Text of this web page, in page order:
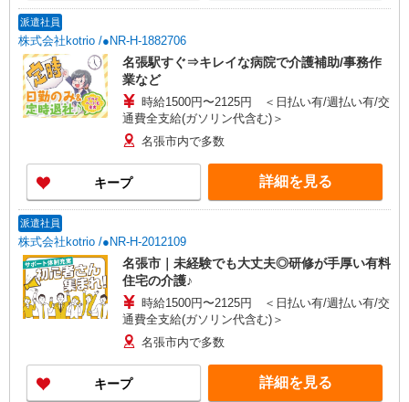
派遣社員
株式会社kotrio /●NR-H-1882706
名張駅すぐ⇒キレイな病院で介護補助/事務作
業など
時給1500円〜2125円 ＜日払い有/週払い有/交
通費全支給(ガソリン代含む)＞
名張市内で多数
キープ 詳細を見る
派遣社員
株式会社kotrio /●NR-H-2012109
名張市｜未経験でも大丈夫◎研修が手厚い有料
住宅の介護♪
時給1500円〜2125円 ＜日払い有/週払い有/交
通費全支給(ガソリン代含む)＞
名張市内で多数
キープ 詳細を見る